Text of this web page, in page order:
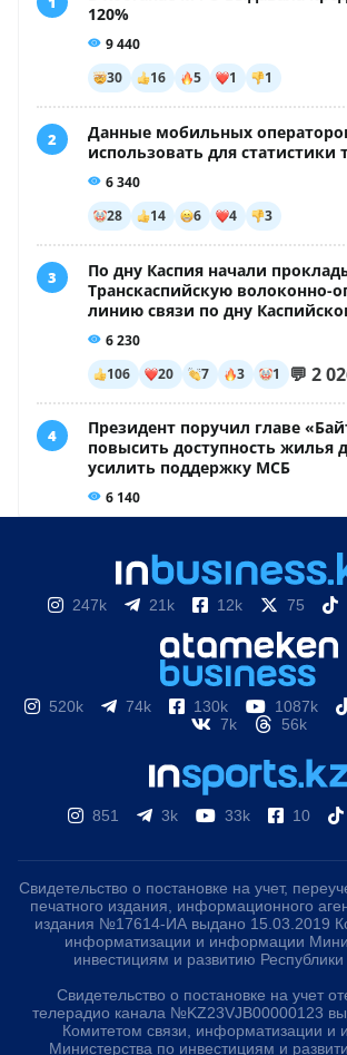
247k 21k 12k 75
520k 74k 130k 1087k
7k
56k
851 3k 33k 10
Свидетельство о постановке на учет,
печатного издания, информационного
издания №17614-ИА выдано 15.03.2019
информатизации и информации
инвестициям и развитию Республики
Свидетельство о постановке на учет
телерадио канала №KZ23VJB00000123
Комитетом связи, информатизации и
Министерства по инвестициям и